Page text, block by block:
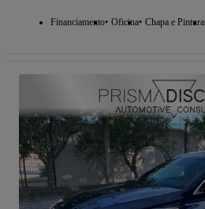
Financiamento Oficina Chapa e Pintura